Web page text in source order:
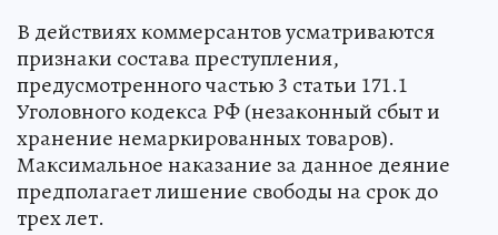
В действиях коммерсантов усматриваются
признаки состава преступления,
предусмотренного частью 3 статьи 171.1
Уголовного кодекса РФ (незаконный сбыт и
хранение немаркированных товаров).
Максимальное наказание за данное деяние
предполагает лишение свободы на срок до
трех лет.